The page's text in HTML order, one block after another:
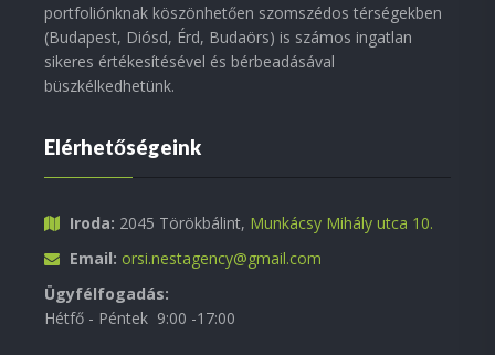
portfoliónknak köszönhetően szomszédos térségekben
(Budapest, Diósd, Érd, Budaörs) is számos ingatlan
sikeres értékesítésével és bérbeadásával
büszkélkedhetünk.
Elérhetőségeink
Iroda: 2045 Törökbálint, Munkácsy Mihály utca 10.
Email: orsi.nestagency@gmail.com
Ügyfélfogadás:
Hétfő - Péntek 9:00 -17:00